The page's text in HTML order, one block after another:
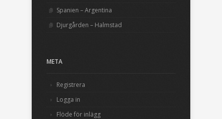
Spanien – Argentina
Djurgården – Halmstad
META
Registrera
Logga in
Flöde för inlägg